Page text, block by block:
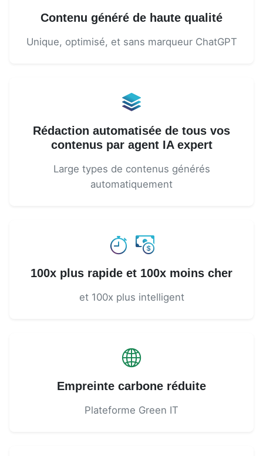
Contenu généré de haute qualité
Unique, optimisé, et sans marqueur ChatGPT
Rédaction automatisée de tous vos
contenus par agent IA expert
Large types de contenus générés
automatiquement
100x plus rapide et 100x moins cher
et 100x plus intelligent
Empreinte carbone réduite
Plateforme Green IT